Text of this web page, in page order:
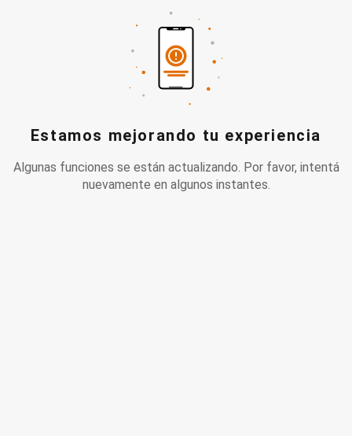
Estamos mejorando tu experiencia
Algunas funciones se están actualizando. Por favor, intentá
nuevamente en algunos instantes.